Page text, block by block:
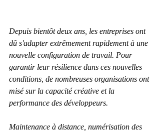
Depuis bientôt deux ans, les entreprises ont
dû s'adapter extrêmement rapidement à une
nouvelle configuration de travail. Pour
garantir leur résilience dans ces nouvelles
conditions, de nombreuses organisations ont
misé sur la capacité créative et la
performance des développeurs.
Maintenance à distance, numérisation des